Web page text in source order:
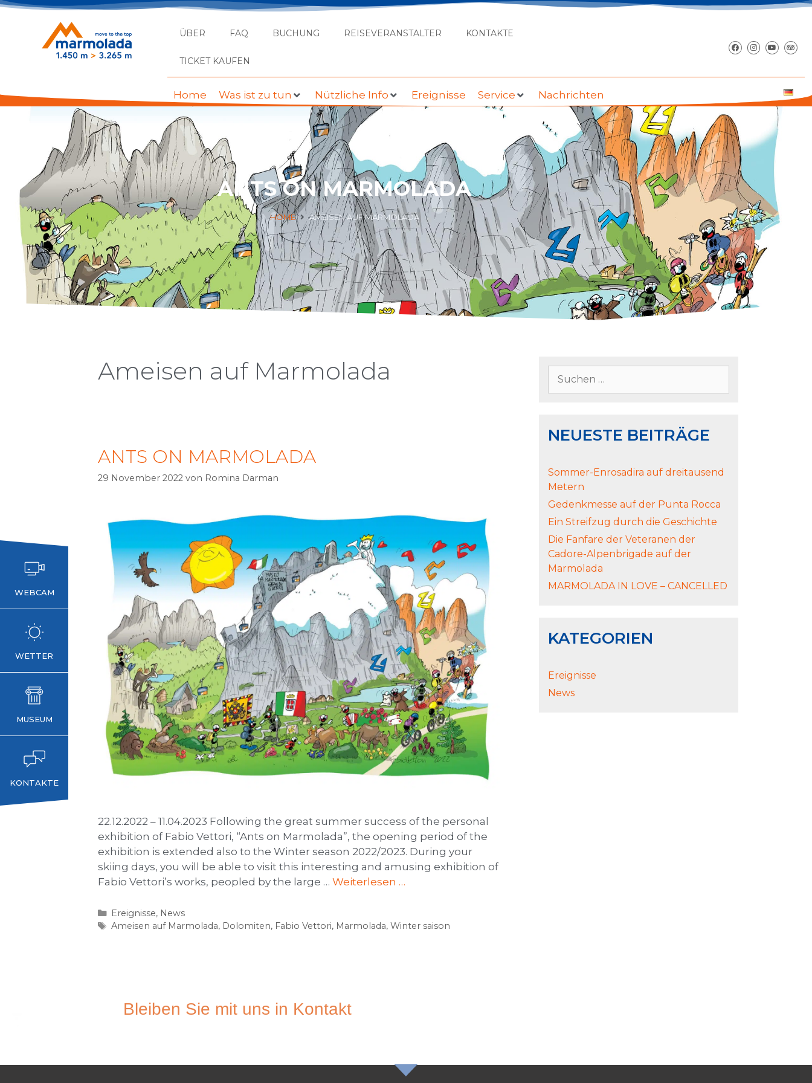
ÜBER FAQ BUCHUNG REISEVERANSTALTER KONTAKTE
TICKET KAUFEN
Home Was ist zu tun Nützliche Info Ereignisse Service Nachrichten
ANTS ON MARMOLADA
HOME AMEISEN AUF MARMOLADA
Ameisen auf Marmolada
ANTS ON MARMOLADA
29 November 2022 von Romina Darman
22.12.2022 – 11.04.2023 Following the great summer success of the personal
exhibition of Fabio Vettori, “Ants on Marmolada”, the opening period of the
exhibition is extended also to the Winter season 2022/2023. During your
skiing days, you will be able to visit this interesting and amusing exhibition of
Fabio Vettori’s works, peopled by the large … Weiterlesen …
Ereignisse, News
Ameisen auf Marmolada, Dolomiten, Fabio Vettori, Marmolada, Winter saison
NEUESTE BEITRÄGE
Sommer-Enrosadira auf dreitausend
Metern
Gedenkmesse auf der Punta Rocca
Ein Streifzug durch die Geschichte
Die Fanfare der Veteranen der
Cadore-Alpenbrigade auf der
Marmolada
MARMOLADA IN LOVE – CANCELLED
KATEGORIEN
Ereignisse
News
WEBCAM
WETTER
MUSEUM
KONTAKTE
Bleiben Sie mit uns in Kontakt